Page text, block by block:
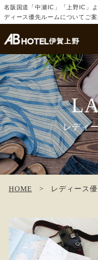
名阪国道「中瀬IC」「上野IC」
ディース優先ルームについてご案
レディ
HOME レディース